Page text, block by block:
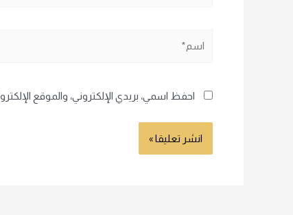
احفظ اسمي، بريدي الإلكتروني، والموقع